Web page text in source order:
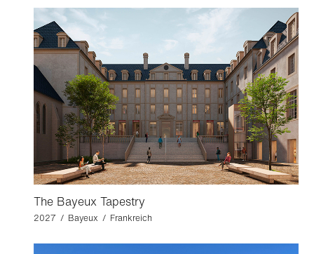
The Bayeux Tapestry
2027 / Bayeux / Frankreich